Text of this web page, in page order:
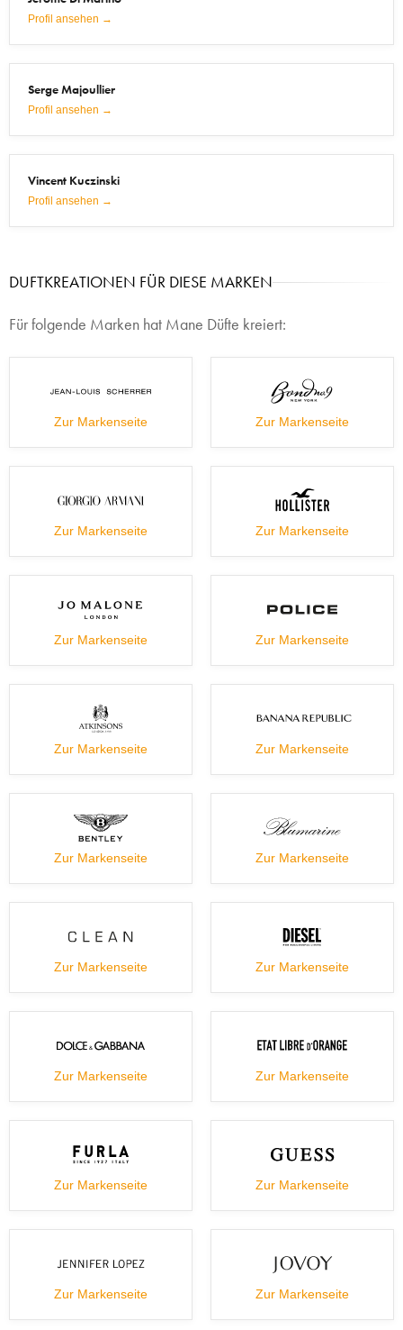
Profil ansehen →
Serge Majoullier
Profil ansehen →
Vincent Kuczinski
Profil ansehen →
DUFTKREATIONEN FÜR DIESE MARKEN
Für folgende Marken hat Mane Düfte kreiert:
Zur Markenseite Zur Markenseite
Zur Markenseite Zur Markenseite
Zur Markenseite Zur Markenseite
Zur Markenseite Zur Markenseite
Zur Markenseite Zur Markenseite
Zur Markenseite Zur Markenseite
Zur Markenseite Zur Markenseite
Zur Markenseite Zur Markenseite
Zur Markenseite Zur Markenseite